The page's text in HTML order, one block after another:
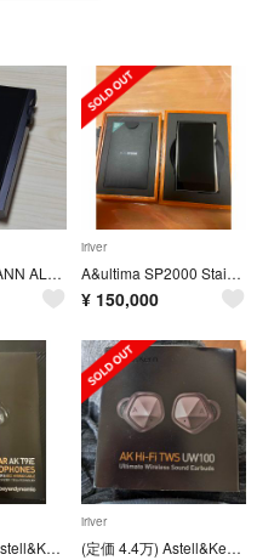
Astell&Kern KANN ALPHA 64G Onyx Black
iriver
A&ultima SP2000 Stainless Steel
¥ 150,000
最終値下げ Astell&Kern AK T9iE
iriver
(定価 4.4万) Astell&Kern UW100 ワイヤレスイヤホン